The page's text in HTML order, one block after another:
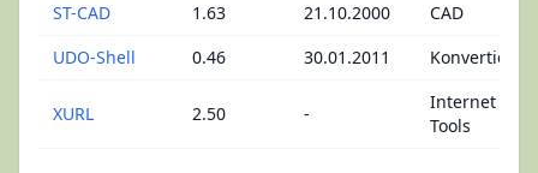
ST-CAD
1.63 21.10.2000
CAD
UDO-Shell
0.46 30.01.2011 Konvertierer
XURL 2.50 -
Internet -
Tools